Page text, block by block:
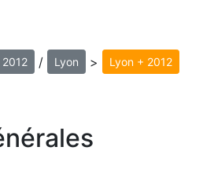
2012 / Lyon > Lyon + 2012